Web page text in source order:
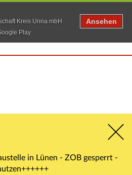
in Lünen - ZOB gesperrt -
Kreis Unna mbH
Play
Ansehen